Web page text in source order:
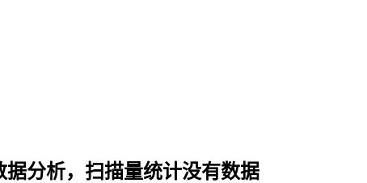
分析，扫描量统计没有数据